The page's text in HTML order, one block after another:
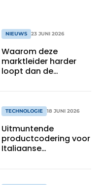
NIEUWS 23 JUNI 2026
Waarom deze
marktleider harder
loopt dan de
TECHNOLOGIE 18 JUNI 2026
Uitmuntende
productcodering voor
Italiaanse